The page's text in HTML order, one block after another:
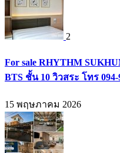
2
For sale RHYTHM
BTS ชั้น 10 วิวสระ โทร 094-
15 พฤษภาคม 2026